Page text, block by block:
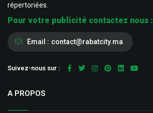
répertoriées.
Pour votre publicité contactez nous :
Email : contact@rabatcity.ma
Suivez-nous sur :
A PROPOS